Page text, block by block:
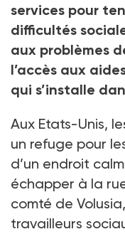
services pour
difficultés
aux problèmes
l’accès aux
qui s’installe
Aux Etats-Unis,
un refuge pour
d’un endroit
échapper à la
comté de
travailleurs